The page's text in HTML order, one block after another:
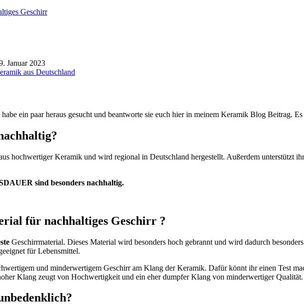
Januar 2023
aus Deutschland
ein paar heraus gesucht und beantworte sie euch hier in meinem Keramik Blog Beitrag.
hochwertiger Keramik und wird regional in Deutschland hergestellt. Außerdem unterstützt
sind besonders nachhaltig.
für nachhaltiges Geschirr ?
Geschirrmaterial. Dieses Material wird besonders hoch gebrannt und wird dadurch
für Lebensmittel.
und minderwertigem Geschirr am Klang der Keramik. Dafür könnt ihr einen Test
Klang zeugt von Hochwertigkeit und ein eher dumpfer Klang von minderwertiger Qualität.